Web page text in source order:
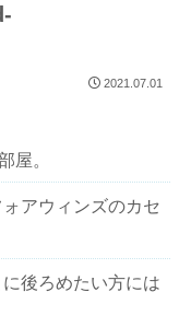
2021.07.01
屋。
アウィンズのカセ
後ろめたい方には